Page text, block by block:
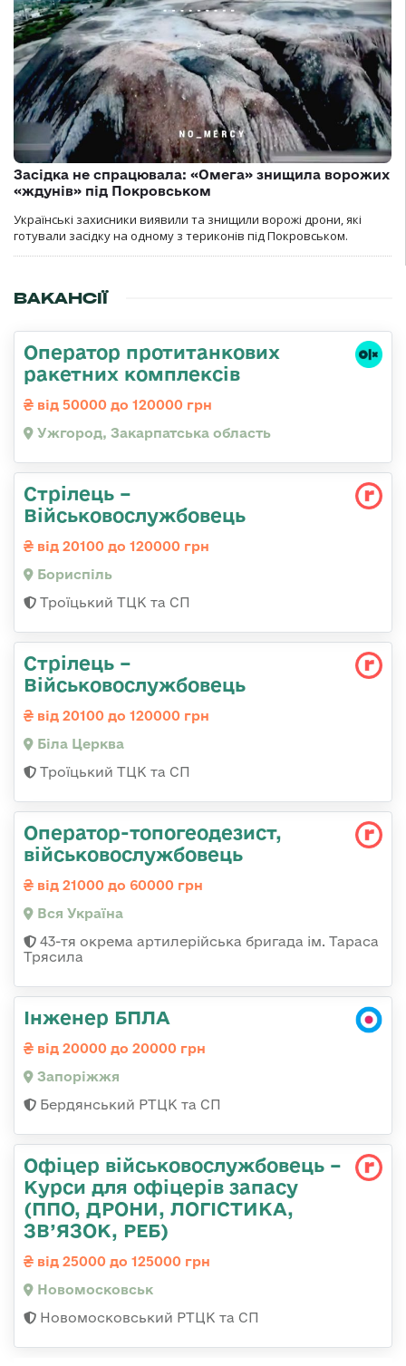
Засідка не спрацювала: «Омега» знищила ворожих
«ждунів» під Покровськом
Українські захисники виявили та знищили ворожі дрони, які
готували засідку на одному з териконів під Покровськом.
ВАКАНСІЇ
Оператор протитанкових
ракетних комплексів
від 50000 до 120000 грн
Ужгород, Закарпатська область
Стрілець –
Військовослужбовець
від 20100 до 120000 грн
Бориспіль
Троїцький ТЦК та СП
Стрілець –
Військовослужбовець
від 20100 до 120000 грн
Біла Церква
Троїцький ТЦК та СП
Оператор-топогеодезист,
військовослужбовець
від 21000 до 60000 грн
Вся Україна
43-тя окрема артилерійська бригада ім. Тараса
Трясила
Інженер БПЛА
від 20000 до 20000 грн
Запоріжжя
Бердянський РТЦК та СП
Офіцер військовослужбовець –
Курси для офіцерів запасу
(ППО, ДРОНИ, ЛОГІСТИКА,
ЗВ’ЯЗОК, РЕБ)
від 25000 до 125000 грн
Новомосковськ
Новомосковський РТЦК та СП